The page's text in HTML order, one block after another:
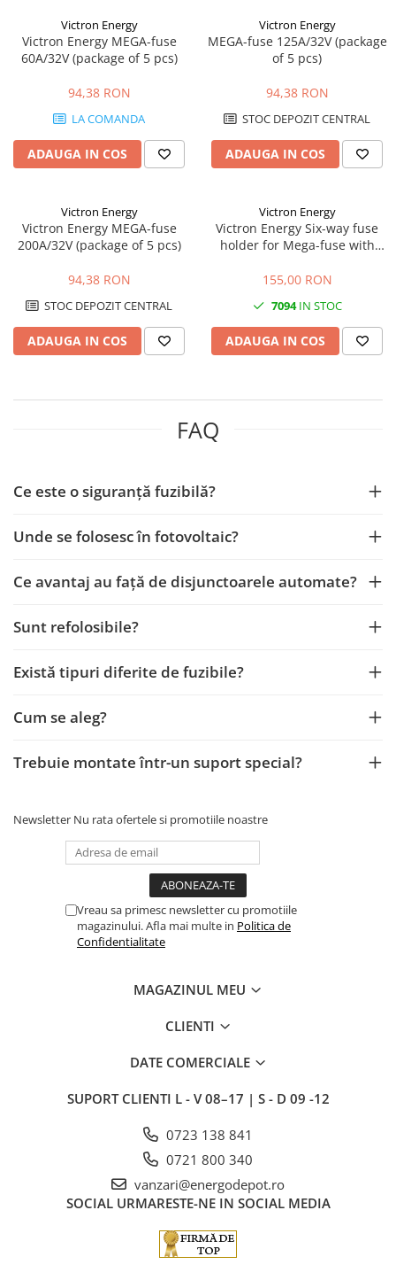
Victron Energy
Victron Energy MEGA-fuse
60A/32V (package of 5 pcs)
94,38 RON
LA COMANDA
ADAUGA IN COS
Victron Energy
MEGA-fuse 125A/32V (package
of 5 pcs)
94,38 RON
STOC DEPOZIT CENTRAL
ADAUGA IN COS
Victron Energy
Victron Energy MEGA-fuse
200A/32V (package of 5 pcs)
94,38 RON
STOC DEPOZIT CENTRAL
ADAUGA IN COS
Victron Energy
Victron Energy Six-way fuse
holder for Mega-fuse with
155,00 RON
7094IN STOC
ADAUGA IN COS
FAQ
Ce este o siguranță fuzibilă?
Unde se folosesc în fotovoltaic?
Ce avantaj au față de disjunctoarele automate?
Sunt refolosibile?
Există tipuri diferite de fuzibile?
Cum se aleg?
Trebuie montate într-un suport special?
Newsletter Nu rata ofertele si promotiile noastre
Vreau sa primesc newsletter cu promotiile
magazinului. Afla mai multe in Politica de
Confidentialitate
MAGAZINUL MEU
CLIENTI
DATE COMERCIALE
SUPORT CLIENTI L - V 08–17 | S - D 09 -12
0723 138 841
0721 800 340
vanzari@energodepot.ro
SOCIAL URMARESTE-NE IN SOCIAL MEDIA